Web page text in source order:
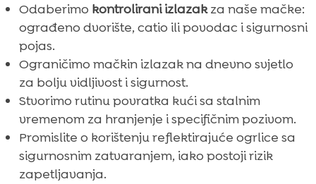
Odaberimo kontrolirani izlazakza naše mačke:
ograđeno dvorište, catio ili povodac i sigurnosni
pojas.
Ograničimo mačkin izlazak na dnevno svjetlo
za bolju vidljivost i sigurnost.
Stvorimo rutinu povratka kući sa stalnim
vremenom za hranjenje i specifičnim pozivom.
Promislite o korištenju reflektirajuće ogrlice sa
sigurnosnim zatvaranjem, iako postoji rizik
zapetljavanja.